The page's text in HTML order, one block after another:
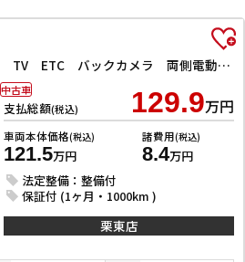
ベースグレード 純正ナビ TV ETC バックカメラ 両側電動スライドドア クリアランスソナー クルーズコントロール レーンアシスト オートライト スマートキー アイドリングストップ 電動格納ミラー シートヒーター
支払総額(税込) 129.9万円
車両本体価格(税込)
121.5万円
諸費用(税込)
8.4万円
法定整備：整備付
保証付 (1ヶ月・1000km )
中古車
栗東店